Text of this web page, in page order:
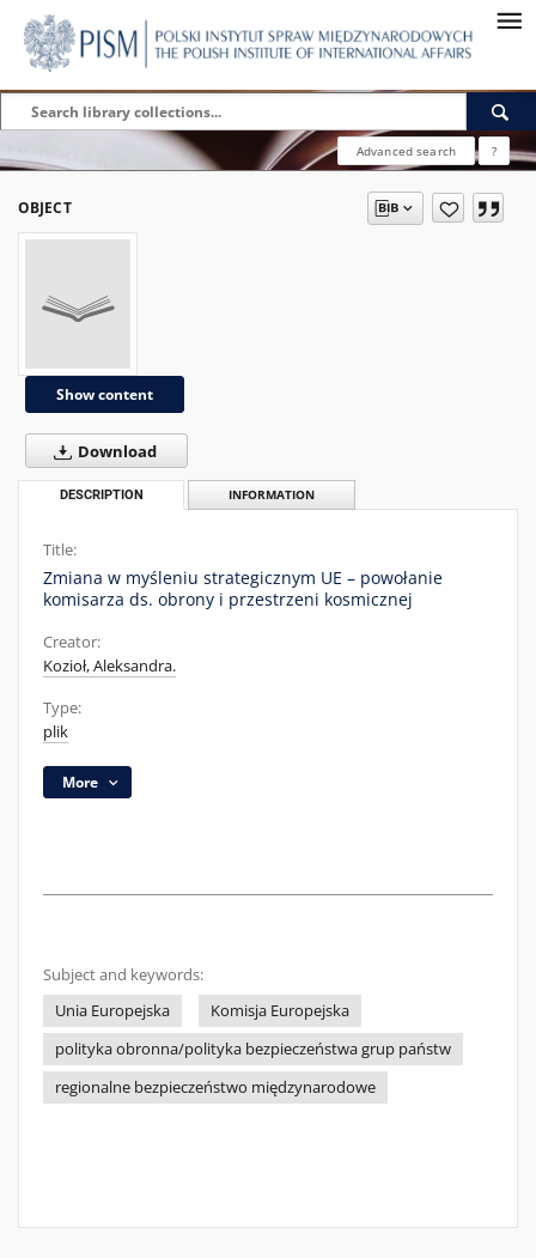
Advanced search ?
OBJECT
Show content
Download
DESCRIPTION INFORMATION
Title:
Zmiana w myśleniu strategicznym UE – powołanie
komisarza ds. obrony i przestrzeni kosmicznej
Creator:
Kozioł, Aleksandra.
Type:
plik
More
Subject and keywords:
Unia Europejska
Komisja Europejska
polityka obronna/polityka bezpieczeństwa grup państw
regionalne bezpieczeństwo międzynarodowe